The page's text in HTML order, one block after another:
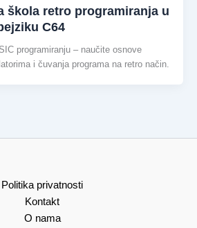
škola retro programiranja u
C64
programiranju – naučite osnove
i čuvanja programa na retro način.
Politika privatnosti
Kontakt
O nama